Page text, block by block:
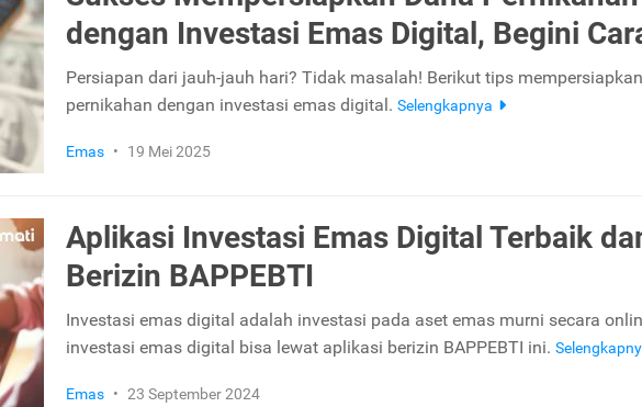
dengan Investasi Emas Digital, Begini
Persiapan dari jauh-jauh hari? Tidak masalah! Berikut tips
pernikahan dengan investasi emas digital. Selengkapnya
Emas • 19 Mei 2025
Aplikasi Investasi Emas Digital Terbaik
Berizin BAPPEBTI
Investasi emas digital adalah investasi pada aset emas murni secara
investasi emas digital bisa lewat aplikasi berizin BAPPEBTI ini.
Emas • 23 September 2024